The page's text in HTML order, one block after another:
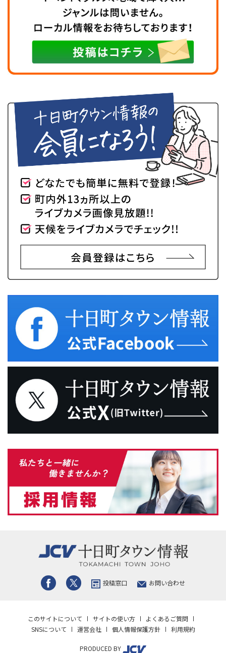
投稿窓口 お問い合わせ
このサイトについて サイトの使い方
よくあるご質問
SNSについて
運営会社 個人情報保護方針 利用規約
PRODUCED BY